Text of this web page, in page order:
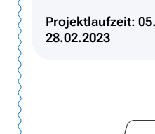
Projektlaufzeit:
28.02.2023